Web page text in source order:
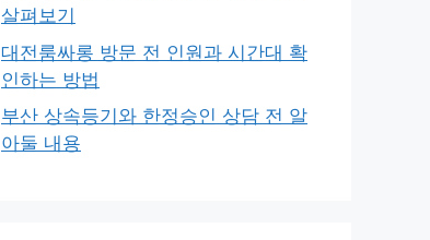
살펴보기
대전룸싸롱 방문 전 인원과 시간대 확
인하는 방법
부산 상속등기와 한정승인 상담 전 알
아둘 내용